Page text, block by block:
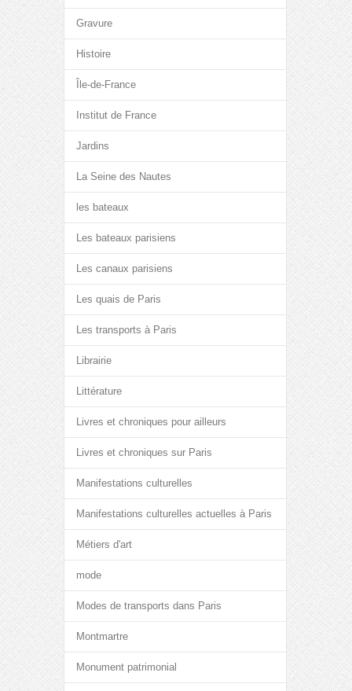
Gravure
Histoire
Île-de-France
Institut de France
Jardins
La Seine des Nautes
les bateaux
Les bateaux parisiens
Les canaux parisiens
Les quais de Paris
Les transports à Paris
Librairie
Littérature
Livres et chroniques pour ailleurs
Livres et chroniques sur Paris
Manifestations culturelles
Manifestations culturelles actuelles à Paris
Métiers d'art
mode
Modes de transports dans Paris
Montmartre
Monument patrimonial